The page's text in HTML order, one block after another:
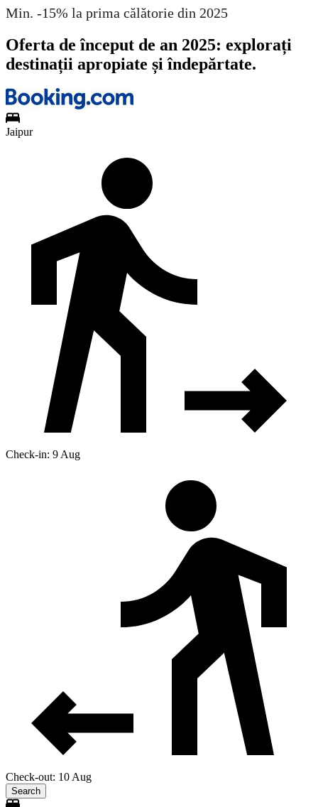
Min. -15% la prima călătorie din 2025
Oferta de început de an 2025: explorați
destinații apropiate și îndepărtate.
Jaipur
Check-in: 9 Aug
Check-out: 10 Aug
Search